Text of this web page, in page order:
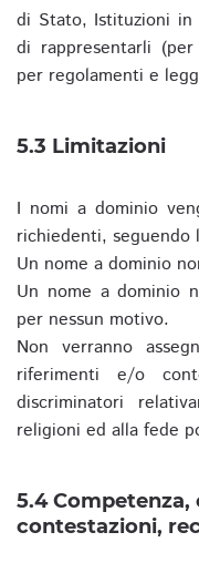
di Stato, Istituzioni
di rappresentarli
per regolamenti e
5.3 Limitazioni
I nomi a dominio
richiedenti,
Un nome a dominio
Un nome a dominio
per nessun motivo.
Non verranno
riferimenti e/o
discriminatori
religioni ed alla fede
5.4
contestazioni,